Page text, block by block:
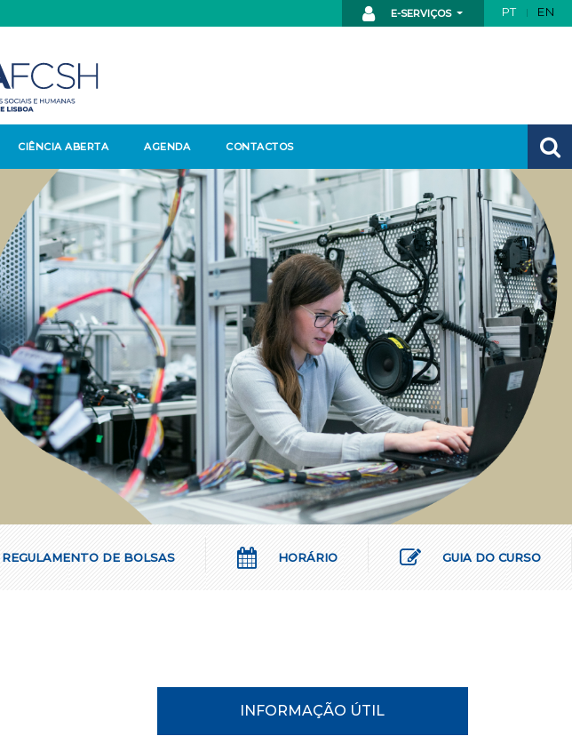
E-SERVIÇOS PT EN
CIÊNCIA ABERTA AGENDA CONTACTOS
GUIA DO CURSO
HORÁRIO
REGULAMENTO DE BOLSAS
INFORMAÇÃO ÚTIL